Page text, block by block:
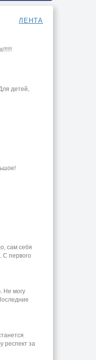
ЛЕНТА
детей,
сам себя
первого
Не могу
респект за